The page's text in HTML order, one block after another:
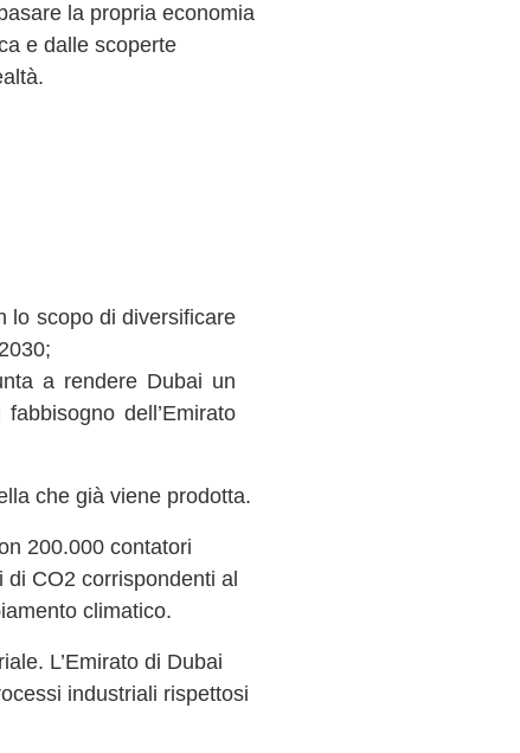
la propria economia
e dalle scoperte
lo scopo di diversificare
a rendere Dubai un
dell’Emirato
che già viene prodotta.
200.000 contatori
CO2 corrispondenti al
climatico.
L’Emirato di Dubai
industriali rispettosi